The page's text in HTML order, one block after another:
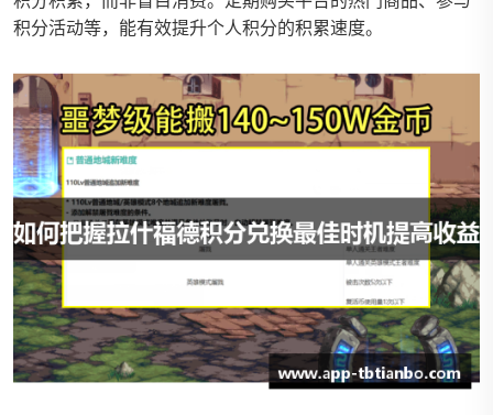
积分活动等，能有效提升个人积分的积累速度。